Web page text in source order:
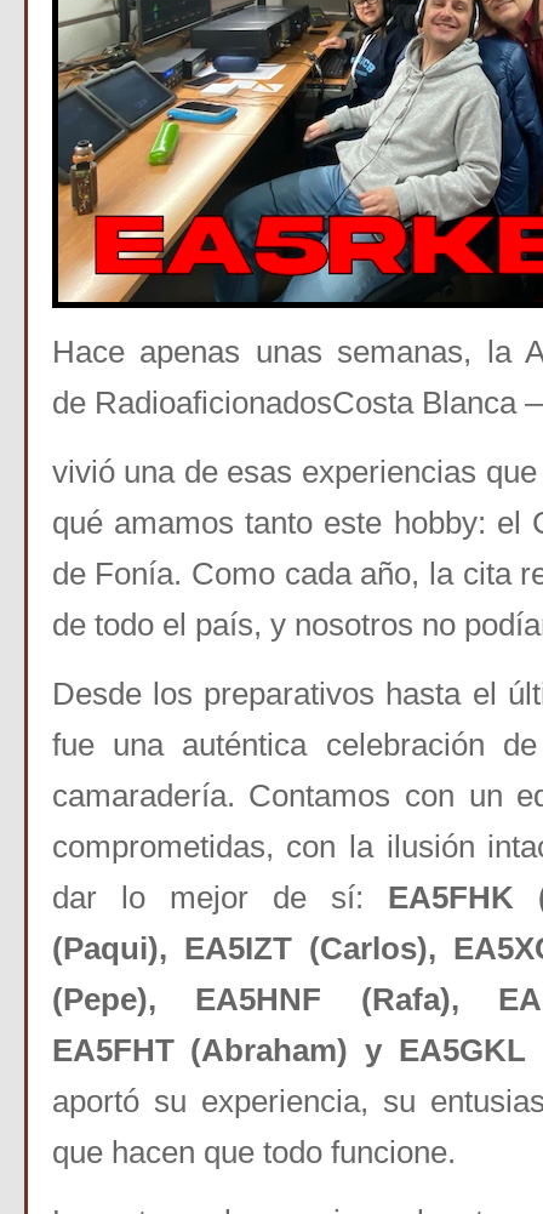
Hace apenas unas semanas, la
de RadioaficionadosCosta Blanca
vivió una de esas experiencias
qué amamos tanto este hobby: el
de Fonía. Como cada año, la cita
de todo el país, y nosotros no
Desde los preparativos hasta el
fue una auténtica celebración
camaradería. Contamos con un
comprometidas, con la ilusión
dar lo mejor de sí: EA5FHK
(Paqui), EA5IZT (Carlos),
(Pepe), EA5HNF (Rafa),
EA5FHT (Abraham) y EA5GKL
aportó su experiencia, su
que hacen que todo funcione.